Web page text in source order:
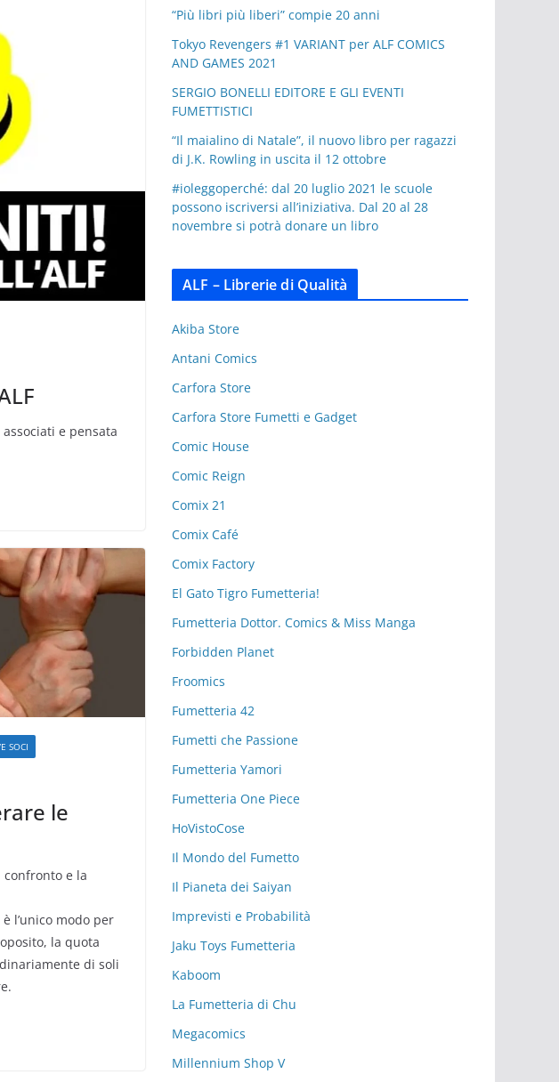
e pensata
SOCI
le
confronto e la
l’unico modo per
la quota
di soli
“Più libri più liberi” compie 20 anni
Tokyo Revengers #1 VARIANT per ALF COMICS
AND GAMES 2021
SERGIO BONELLI EDITORE E GLI EVENTI
FUMETTISTICI
“Il maialino di Natale”, il nuovo libro per ragazzi
di J.K. Rowling in uscita il 12 ottobre
#ioleggoperché: dal 20 luglio 2021 le scuole
possono iscriversi all’iniziativa. Dal 20 al 28
novembre si potrà donare un libro
ALF – Librerie di Qualità
Akiba Store
Antani Comics
Carfora Store
Carfora Store Fumetti e Gadget
Comic House
Comic Reign
Comix 21
Comix Café
Comix Factory
El Gato Tigro Fumetteria!
Fumetteria Dottor. Comics & Miss Manga
Forbidden Planet
Froomics
Fumetteria 42
Fumetti che Passione
Fumetteria Yamori
Fumetteria One Piece
HoVistoCose
Il Mondo del Fumetto
Il Pianeta dei Saiyan
Imprevisti e Probabilità
Jaku Toys Fumetteria
Kaboom
La Fumetteria di Chu
Megacomics
Millennium Shop V